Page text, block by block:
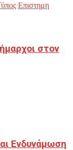
Επιστημη
στον
Ενδυνάμωση